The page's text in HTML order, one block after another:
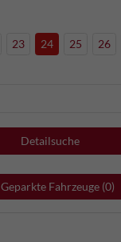
23 24 25 26
Detailsuche
Geparkte Fahrzeuge (0)